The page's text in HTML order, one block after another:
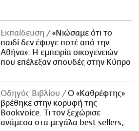
Εκπαίδευση
«Νιώσαμε ότι το
παιδί δεν έφυγε ποτέ από την
Αθήνα»: Η εμπειρία οικογενειών
που επέλεξαν σπουδές στην Κύπρο
Οδηγός Βιβλίου
Ο «Καθρέφτης»
βρέθηκε στην κορυφή της
Bookvoice. Τι τον ξεχώρισε
ανάμεσα στα μεγάλα best sellers;